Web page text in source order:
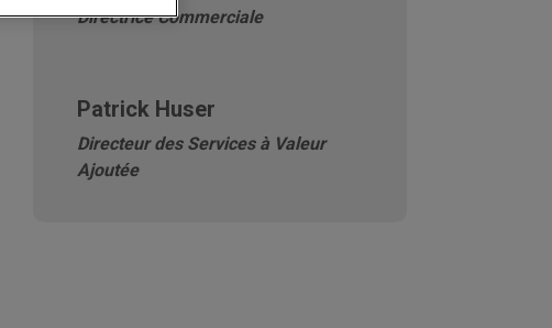
Directrice Commerciale
Patrick Huser
Directeur des Services à Valeur
Ajoutée